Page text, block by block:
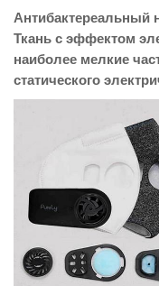
Антибактереальный
Ткань с эффектом
наиболее мелкие
статического